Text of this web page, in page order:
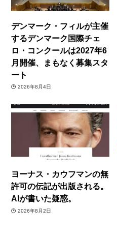
デンマーク・フィルが主催
するデンマーク国際チェ
ロ・コンクールは2027年6
月開催、まもなく募集スタ
ート
2026年8月4日
ヨーナス・カウフマンの無
許可の伝記が出版される。
AIが書いた疑惑。
2026年8月2日